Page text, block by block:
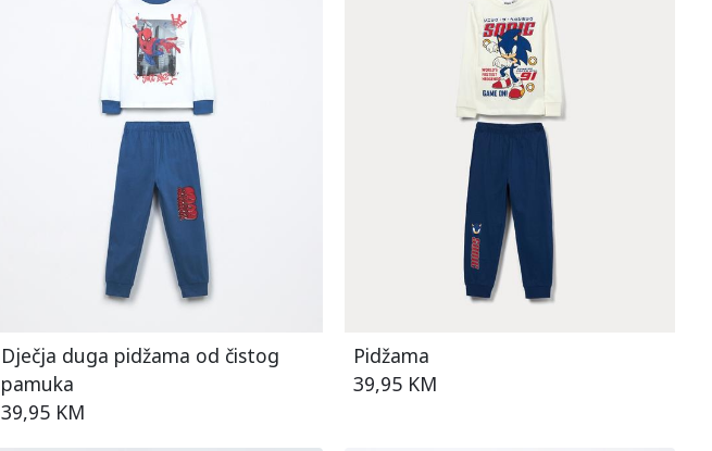
Dječja duga pidžama od čistog
pamuka
39,95 KM
Pidžama
39,95 KM